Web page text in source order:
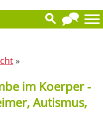
»
im Koerper -
Autismus,